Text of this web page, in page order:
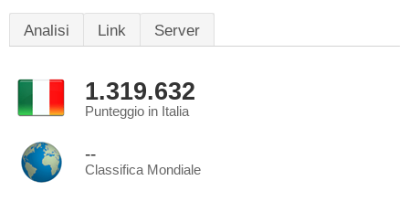
Analisi Link Server
1.319.632
Punteggio in Italia
--
Classifica Mondiale